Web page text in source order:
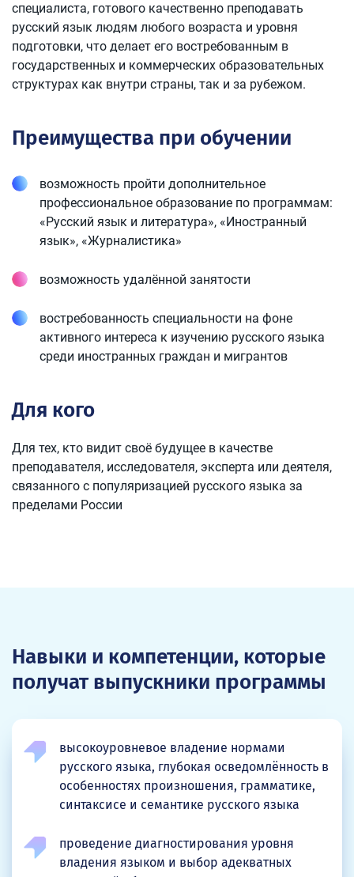
специалиста, готового качественно преподавать
русский язык людям любого возраста и уровня
подготовки, что делает его востребованным в
государственных и коммерческих образовательных
структурах как внутри страны, так и за рубежом.
Преимущества при обучении
возможность пройти дополнительное
профессиональное образование по программам:
«Русский язык и литература», «Иностранный
язык», «Журналистика»
возможность удалённой занятости
востребованность специальности на фоне
активного интереса к изучению русского языка
среди иностранных граждан и мигрантов
Для кого
Для тех, кто видит своё будущее в качестве
преподавателя, исследователя, эксперта или деятеля,
связанного с популяризацией русского языка за
пределами России
Навыки и компетенции, которые
получат выпускники программы
высокоуровневое владение нормами
русского языка, глубокая осведомлённость в
особенностях произношения, грамматике,
синтаксисе и семантике русского языка
проведение диагностирования уровня
владения языком и выбор адекватных